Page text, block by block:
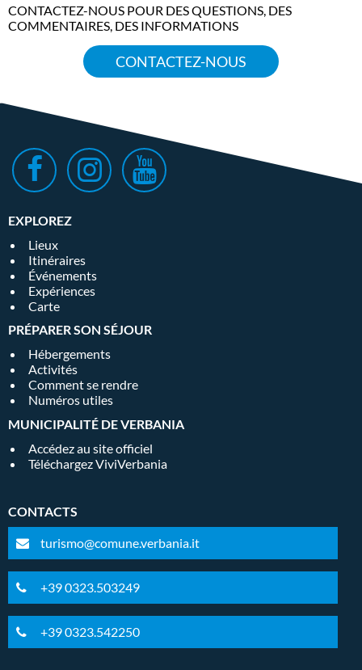
CONTACTEZ-NOUS POUR DES QUESTIONS, DES
COMMENTAIRES, DES INFORMATIONS
CONTACTEZ-NOUS
EXPLOREZ
Lieux
Itinéraires
Événements
Expériences
Carte
PRÉPARER SON SÉJOUR
Hébergements
Activités
Comment se rendre
Numéros utiles
MUNICIPALITÉ DE VERBANIA
Accédez au site officiel
Téléchargez ViviVerbania
CONTACTS
turismo@comune.verbania.it
+39 0323.503249
+39 0323.542250